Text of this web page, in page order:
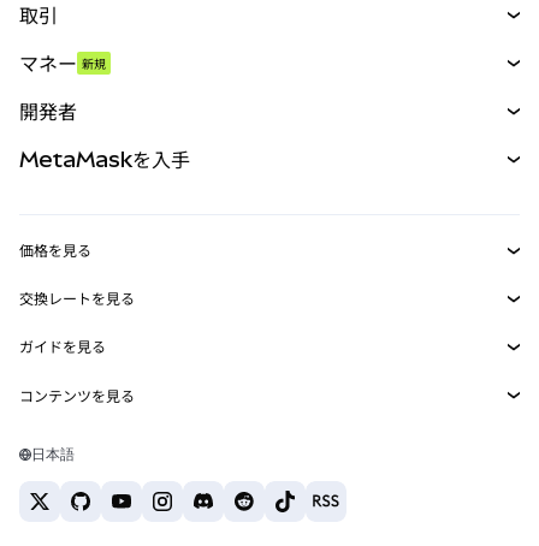
取引
パーペチュアル
RWA
マネー 新規
開発者
MetaMask Connect
Snaps
Web3サービス
MetaMaskを入手
セキュリティ
サポート
キャリア
お問い合わせ
価格を見る
イーサリアムの価格
Solanaの価格
Tetherの価格
交換レートを見る
ETH→USD
USDT→INR
BTC→INR
ETH→USDT
ガイドを見る
ETHの購入
USDTの購入
コンテンツを見る
Solanaウォレット
日本語